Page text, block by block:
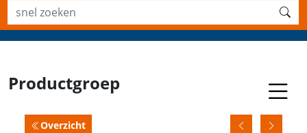
Productgroep
Overzicht